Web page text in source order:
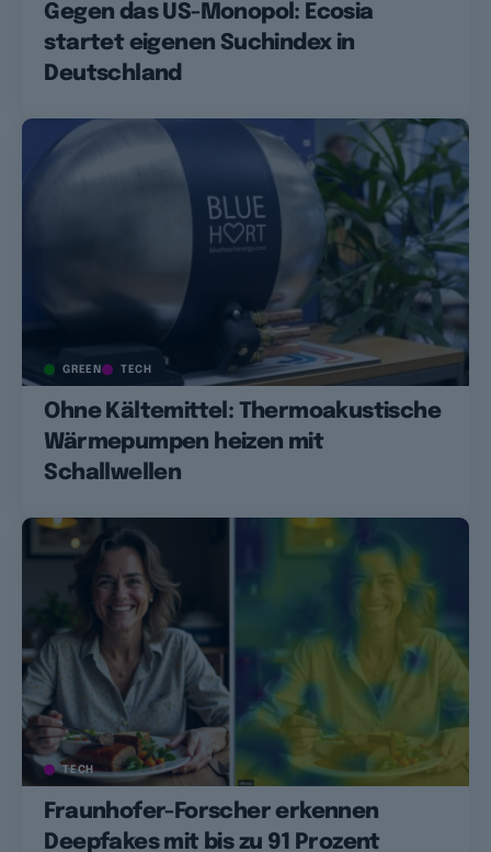
Gegen das US-Monopol: Ecosia
startet eigenen Suchindex in
Deutschland
GREEN TECH
Ohne Kältemittel: Thermoakustische
Wärmepumpen heizen mit
Schallwellen
TECH
Fraunhofer-Forscher erkennen
Deepfakes mit bis zu 91 Prozent